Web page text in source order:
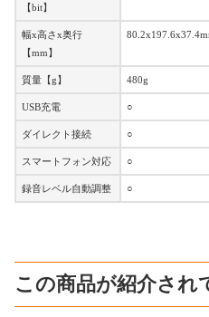
【bit】
幅x高さx奥行
【mm】
質量【g】 480g
USB充電 ○
ダイレクト接続 ○
スマートフォン対応 ○
録音レベル自動調整 ○
この商品が紹介され